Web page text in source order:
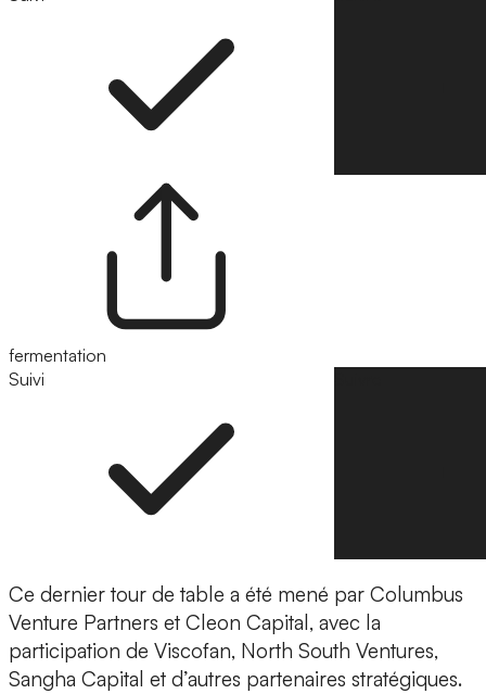
fermentation
Suivi
Ce dernier tour de table a été mené par Columbus
Venture Partners et Cleon Capital, avec la
participation de Viscofan, North South Ventures,
Sangha Capital et d’autres partenaires stratégiques.